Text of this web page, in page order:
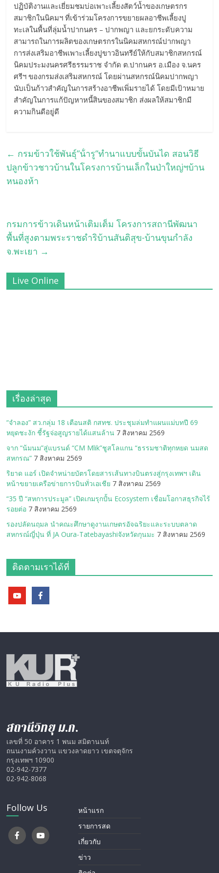
ปฏิบัติงานและเยี่ยมชมบ่อเพาะเลี้ยงสัตว์น้ำของเกษตรกร
สมาชิกในนิคมฯ ที่เข้าร่วมโครงการขยายผลอาชีพเลี้ยงปู
ทะเลในพื้นที่ลุ่มน้ำปากนคร – ปากพญา และยกระดับความ
สามารถในการผลิตของเกษตรกรในนิคมสหกรณ์ปากพญา
การส่งเสริมอาชีพเพาะเลี้ยงปูขาวอินทรีย์ให้กับสมาชิกสหกรณ์
นิคมประมงนครศรีธรรมราช จำกัด ต.ปากนคร อ.เมือง จ.นคร
ศรีฯ ของกรมส่งเสริมสหกรณ์ โดยผ่านสหกรณ์นิคมปากพญา
นับเป็นก้าวสำคัญในการสร้างอาชีพเพิ่มรายได้ โดยมีเป้าหมาย
สำคัญในการแก้ปัญหาหนี้สินของสมาชิก ส่งผลให้สมาชิกมี
ความกินดีอยู่ดี
← กรมข้าวใช้พันธุ์”น้ํารู”ทํานาแบบขั้นบันได สอนวิธี
ปลูกข้าวชาวบ้านในโครงการบ้านเล็กในป่าใหญ่ฯบ้าน
หนองห้า
กรมการข้าวเดินหน้าเติมเต็ม โครงการสถานีพัฒนา
พื้นที่สูงตามพระราชดำริบ้านสันติสุข-บ้านขุนกำลัง
จ.พะเยา →
Live Online
เรื่องล่าสุด
“จำลอง” สว.กลุ่ม 18 เตือนสติ กสทช. ประชุมล่มทำแผนแม่บทปี 69
หยุดชะงัก ชี้รัฐจ่อสูญรายได้แสนล้าน 7 สิงหาคม 2569
จาก “น้มนม”สู่แบรนด์ “CM Mlik”ชูสโลแกน “ธรรมชาติทุกหยด นมสด
สหกรณ” 7 สิงหาคม 2569
ริยาด แอร์ เปิดจำหน่ายบัตรโดยสารเส้นทางบินตรงสู่กรุงเทพฯ เดิน
หน้าขยายเครือข่ายการบินทั่วเอเชีย 7 สิงหาคม 2569
“35 ปี “สหการประมูล” เปิดเกมรุกปั้น Ecosystem เชื่อมโอกาสธุรกิจไร้
รอยต่อ 7 สิงหาคม 2569
รองปลัดนฤมล นำคณะศึกษาดูงานเกษตรอัจฉริยะและระบบตลาด
สหกรณ์ญี่ปุ่น ที่ JA Oura-Tatebayashiจังหวัดกุนมะ 7 สิงหาคม 2569
ติดตามเราได้ที่
สถานีวิทยุ ม.ก.
เลขที่ 50 อาคาร 1 พนม สมิตานนท์
ถนนงามค์วงวาน แขวงลาดยาว เขตจตุจักร
กรุงเทพฯ 10900
02-942-7377
02-942-8068
Follow Us
หน้าแรก
รายการสด
เกี่ยวกับ
ข่าว